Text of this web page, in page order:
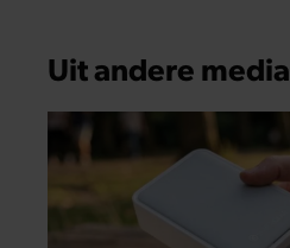
Uit andere media